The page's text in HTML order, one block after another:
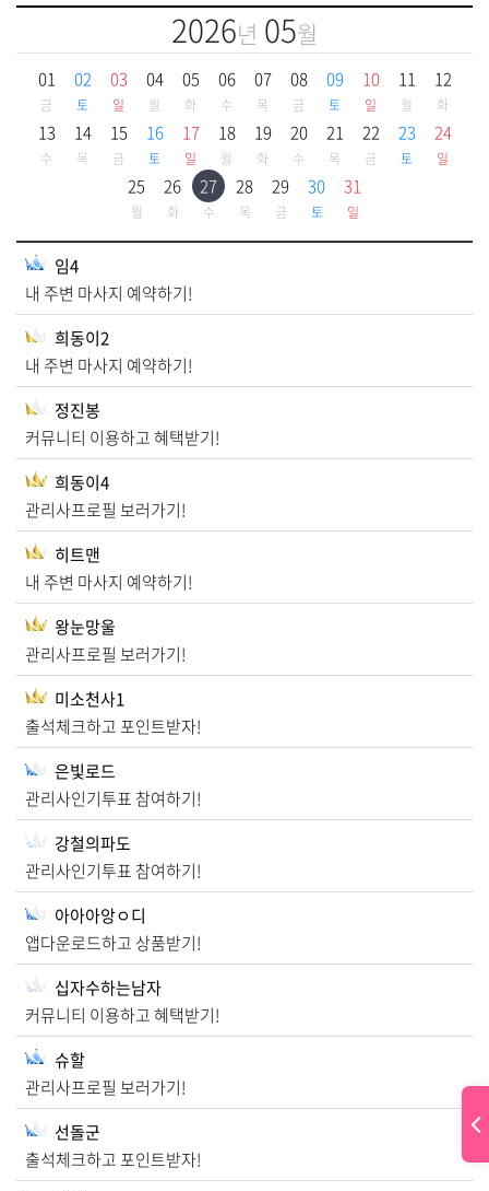
2026년 05월
01
금
02
토
03
일
04
월
05
화
06
수
07
목
08
금
09
토
10
일
11
월
12
화
13
수
14
목
15
금
16
토
17
일
18
월
19
화
20
수
21
목
22
금
23
토
24
일
25
월
26
화
27
수
28
목
29
금
30
토
31
일
임4
내 주변 마사지 예약하기!
희동이2
내 주변 마사지 예약하기!
정진봉
커뮤니티 이용하고 혜택받기!
희동이4
관리사프로필 보러가기!
히트맨
내 주변 마사지 예약하기!
왕눈망울
관리사프로필 보러가기!
미소천사1
출석체크하고 포인트받자!
은빛로드
관리사인기투표 참여하기!
강철의파도
관리사인기투표 참여하기!
아아아앙ㅇ디
앱다운로드하고 상품받기!
십자수하는남자
커뮤니티 이용하고 혜택받기!
슈할
관리사프로필 보러가기!
선돌군
출석체크하고 포인트받자!